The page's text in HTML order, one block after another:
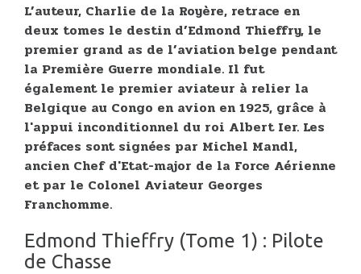
L’auteur, Charlie de la Royère, retrace en
deux tomes le destin d’Edmond Thieffry, le
premier grand as de l’aviation belge pendant
la Première Guerre mondiale. Il fut
également le premier aviateur à relier la
Belgique au Congo en avion en 1925, grâce à
l'appui inconditionnel du roi Albert Ier. Les
préfaces sont signées par Michel Mandl,
ancien Chef d'Etat-major de la Force Aérienne
et par le Colonel Aviateur Georges
Franchomme.
Edmond Thieffry (Tome 1) : Pilote
de Chasse